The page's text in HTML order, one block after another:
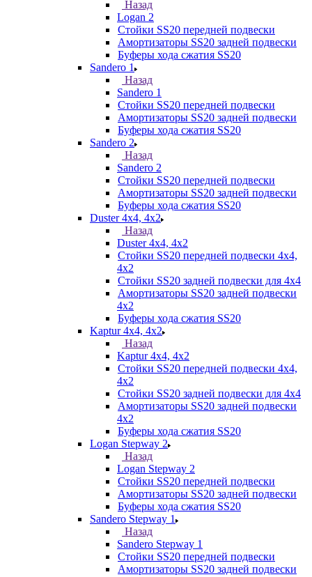
Назад
Logan 2
Стойки SS20 передней подвески
Амортизаторы SS20 задней подвески
Буферы хода сжатия SS20
Sandero 1
Назад
Sandero 1
Стойки SS20 передней подвески
Амортизаторы SS20 задней подвески
Буферы хода сжатия SS20
Sandero 2
Назад
Sandero 2
Стойки SS20 передней подвески
Амортизаторы SS20 задней подвески
Буферы хода сжатия SS20
Duster 4х4, 4x2
Назад
Duster 4х4, 4x2
Стойки SS20 передней подвески 4х4,
4x2
Стойки SS20 задней подвески для 4х4
Амортизаторы SS20 задней подвески
4х2
Буферы хода сжатия SS20
Kaptur 4х4, 4х2
Назад
Kaptur 4х4, 4х2
Стойки SS20 передней подвески 4х4,
4x2
Стойки SS20 задней подвески для 4х4
Амортизаторы SS20 задней подвески
4х2
Буферы хода сжатия SS20
Logan Stepway 2
Назад
Logan Stepway 2
Стойки SS20 передней подвески
Амортизаторы SS20 задней подвески
Буферы хода сжатия SS20
Sandero Stepway 1
Назад
Sandero Stepway 1
Стойки SS20 передней подвески
Амортизаторы SS20 задней подвески